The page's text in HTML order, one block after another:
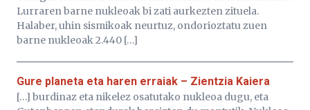
Lurraren barne nukleoak bi zati aurkezten zituela.
Halaber, uhin sismikoak neurtuz, ondorioztatu zuen
barne nukleoak 2.440 […]
Gure planeta eta haren erraiak – Zientzia Kaiera
[…] burdinaz eta nikelez osatutako nukleoa dugu, eta